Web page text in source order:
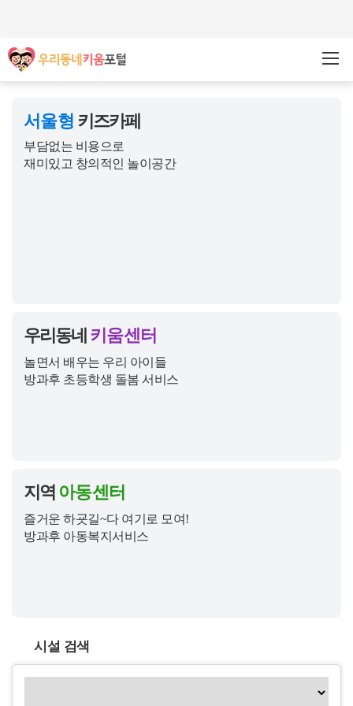
서울형 키즈카페
부담없는 비용으로
재미있고 창의적인 놀이공간
우리동네 키움센터
놀면서 배우는 우리 아이들
방과후 초등학생 돌봄 서비스
지역 아동센터
즐거운 하굣길~다 여기로 모여!
방과후 아동복지서비스
시설 검색